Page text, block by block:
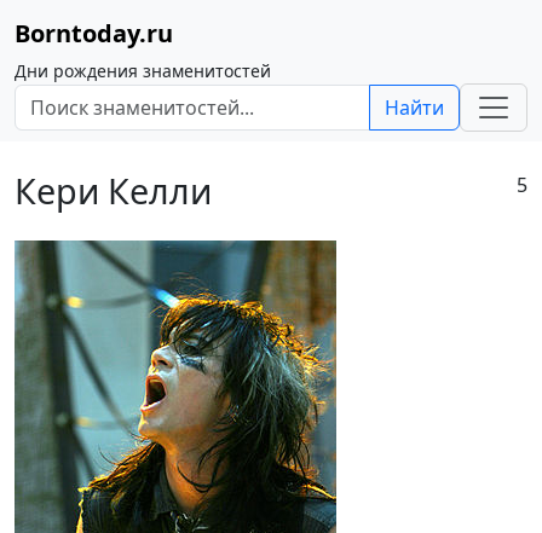
Borntoday.ru
Дни рождения знаменитостей
Найти
Кери Келли 5